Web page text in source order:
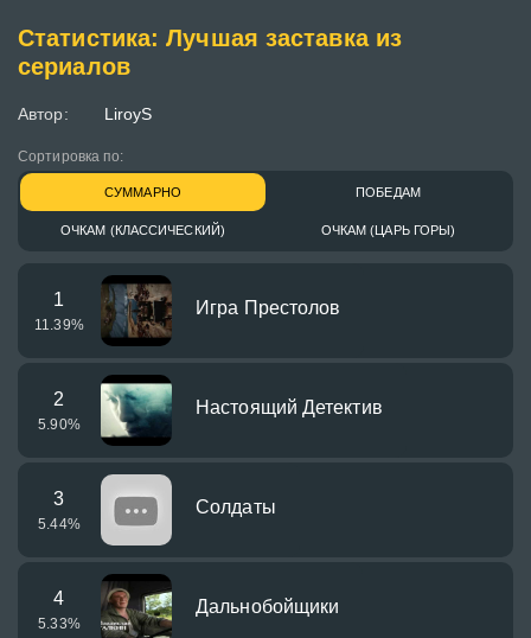
Статистика: Лучшая заставка из
сериалов
Автор: LiroyS
Сортировка по:
СУММАРНО ПОБЕДАМ
ОЧКАМ (КЛАССИЧЕСКИЙ) ОЧКАМ (ЦАРЬ ГОРЫ)
1
11.39%
Игра Престолов
2
5.90%
Настоящий Детектив
3
5.44%
Солдаты
4
5.33%
Дальнобойщики